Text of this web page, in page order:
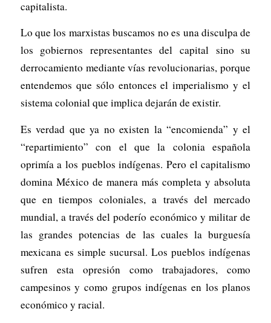
capitalista.
Lo que los marxistas buscamos no es una disculpa de
los gobiernos representantes del capital sino su
derrocamiento mediante vías revolucionarias, porque
entendemos que sólo entonces el imperialismo y el
sistema colonial que implica dejarán de existir.
Es verdad que ya no existen la “encomienda” y el
“repartimiento” con el que la colonia española
oprimía a los pueblos indígenas. Pero el capitalismo
domina México de manera más completa y absoluta
que en tiempos coloniales, a través del mercado
mundial, a través del poderío económico y militar de
las grandes potencias de las cuales la burguesía
mexicana es simple sucursal. Los pueblos indígenas
sufren esta opresión como trabajadores, como
campesinos y como grupos indígenas en los planos
económico y racial.